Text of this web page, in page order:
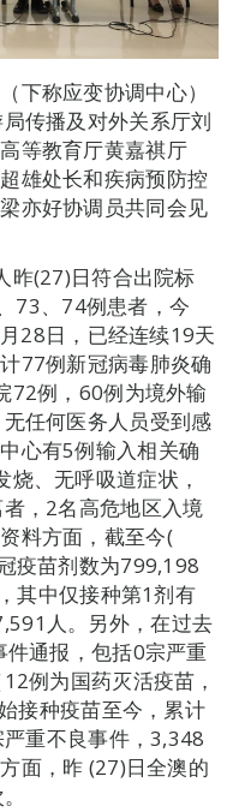
下称应变协调中心）
传播及对外关系厅刘
等教育厅黄嘉祺厅
雄处长和疾病预防控
亦好协调员共同会见
昨(27)日符合出院标
73、74例患者，今
28日，已经连续19天
77例新冠病毒肺炎确
72例，60例为境外输
任何医务人员受到感
心有5例输入相关确
、无呼吸道症状，
，2名高危地区入境
料方面，截至今(
疫苗剂数为799,198
其中仅接种第1剂有
人。另外，在过去
通报，包括0宗严重
例为国药灭活疫苗，
接种疫苗至今，累计
重不良事件，3,348
面，昨 (27)日全澳的